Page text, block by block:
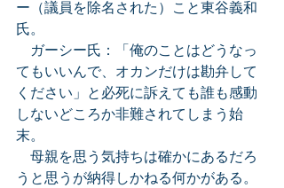
ー（議員を除名された）こと東谷義和
氏。
ガーシー氏：「俺のことはどうなっ
てもいいんで、オカンだけは勘弁して
ください」と必死に訴えても誰も感動
しないどころか非難されてしまう始
末。
母親を思う気持ちは確かにあるだろ
うと思うが納得しかねる何かがある。